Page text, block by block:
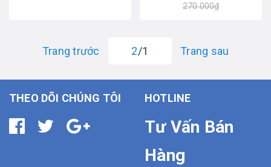
270.000₫
Trang trước 2/1 Trang sau
THEO DÕI CHÚNG TÔI HOTLINE
Tư Vấn Bán
Hàng